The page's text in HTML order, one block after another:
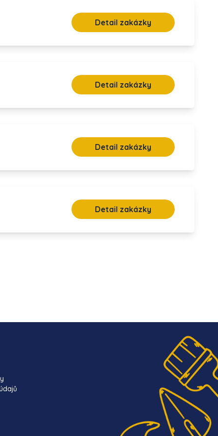
Detail zakázky
Detail zakázky
Detail zakázky
Detail zakázky